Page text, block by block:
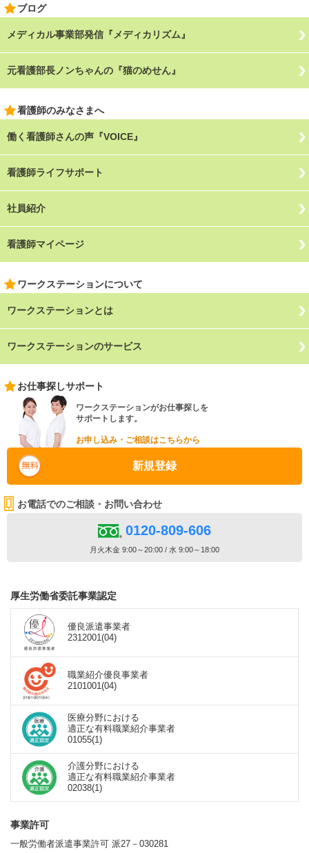
ブログ
メディカル事業部発信『メディカリズム』
元看護部長ノンちゃんの『猫のめせん』
看護師のみなさまへ
働く看護師さんの声『VOICE』
看護師ライフサポート
社員紹介
看護師マイページ
ワークステーションについて
ワークステーションとは
ワークステーションのサービス
お仕事探しサポート
ワークステーションがお仕事探しを
サポートします。
お申し込み・ご相談はこちらから
新規登録
お電話でのご相談・お問い合わせ
0120-809-606
月火木金 9:00～20:00 / 水 9:00～18:00
厚生労働省委託事業認定
優良派遣事業者
2312001(04)
職業紹介優良事業者
2101001(04)
医療分野における
適正な有料職業紹介事業者
01055(1)
介護分野における
適正な有料職業紹介事業者
02038(1)
事業許可
一般労働者派遣事業許可 派27－030281